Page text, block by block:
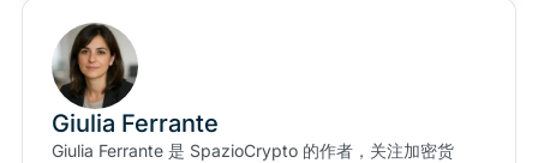
Giulia Ferrante
Giulia Ferrante 是 SpazioCrypto 的作者，关注加密货